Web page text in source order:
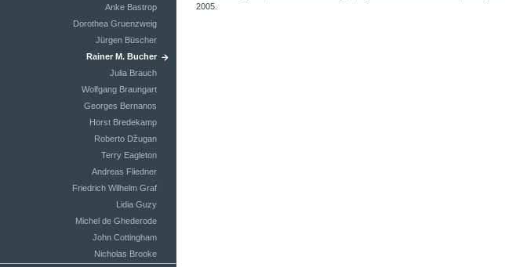
Anke Bastrop
Dorothea Gruenzweig
Jürgen Büscher
Rainer M. Bucher
Julia Brauch
Wolfgang Braungart
Georges Bernanos
Horst Bredekamp
Roberto Džugan
Terry Eagleton
Andreas Fliedner
Friedrich Wilhelm Graf
Lidia Guzy
Michel de Ghederode
John Cottingham
Nicholas Brooke
2005.